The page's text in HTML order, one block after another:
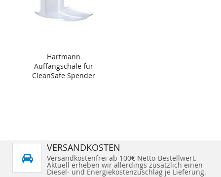
Hartmann
Auffangschale für
CleanSafe Spender
VERSANDKOSTEN
Versandkostenfrei ab 100€ Netto-Bestellwert.
Aktuell erheben wir allerdings zusätzlich einen
Diesel- und Energiekostenzuschlag je Lieferung.